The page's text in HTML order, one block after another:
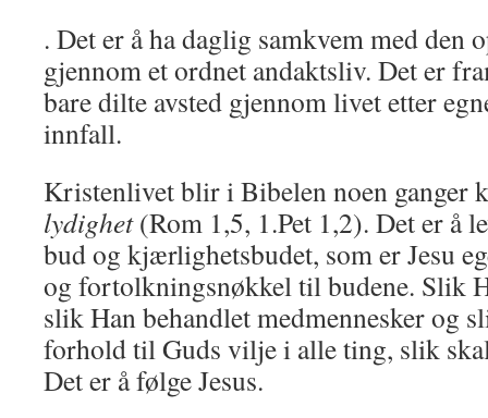
. Det er å ha daglig samkvem med den
gjennom et ordnet andaktsliv. Det er
bare dilte avsted gjennom livet etter
innfall.
Kristenlivet blir i Bibelen noen gan­ger
lydighet(Rom 1,5, 1.Pet 1,2). Det er å
bud og kjærlighetsbudet, som er Jesu
og for­tolkningsnøkkel til budene. Slik
slik Han behandlet medmennesker og
forhold til Guds vilje i alle ting, slik
Det er å følge Jesus.